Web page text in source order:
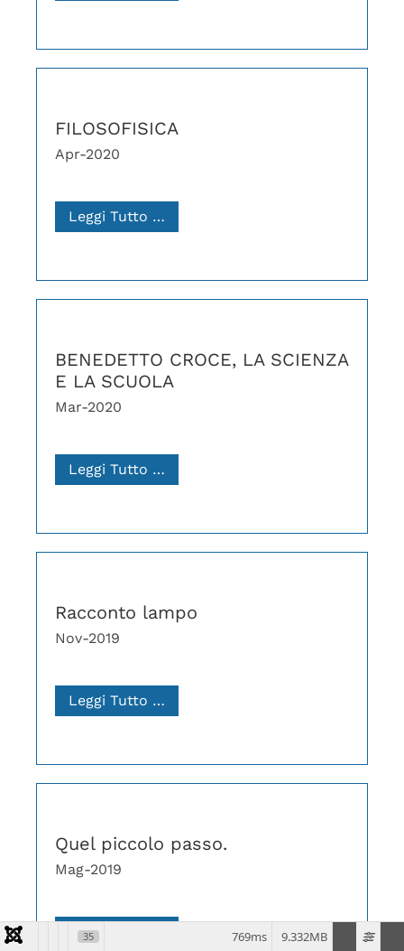
FILOSOFISICA
Apr-2020
Leggi Tutto …
BENEDETTO CROCE, LA SCIENZA
E LA SCUOLA
Mar-2020
Leggi Tutto …
Racconto lampo
Nov-2019
Leggi Tutto …
Quel piccolo passo.
Mag-2019
Leggi Tutto …
35 9.332MB
769ms